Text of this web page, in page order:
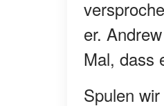
er.
Mal, dass
Spulen